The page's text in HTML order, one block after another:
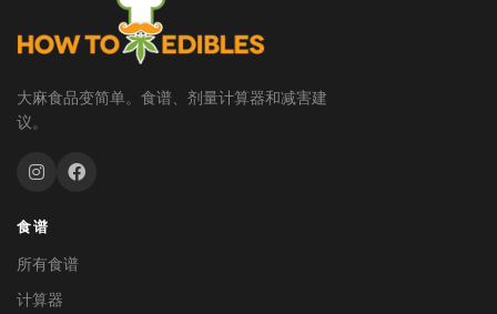
大麻食品变简单。食谱、剂量计算器和减害建
议。
食谱
所有食谱
计算器